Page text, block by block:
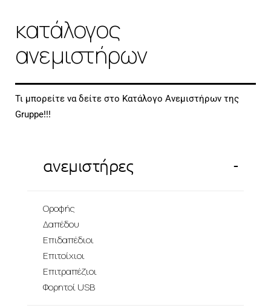
κατάλογος
ανεμιστήρων
Τι μπορείτε να δείτε στο Κατάλογο Ανεμιστήρων της
Gruppe!!!
ανεμιστήρες -
Οροφής
Δαπέδου
Επιδαπέδιοι
Επιτοίχιοι
Επιτραπέζιοι
Φορητοί USB